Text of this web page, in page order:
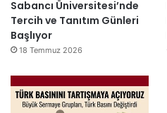
Sabancı Üniversitesi’nde
Tercih ve Tanıtım Günleri
Başlıyor
18 Temmuz 2026